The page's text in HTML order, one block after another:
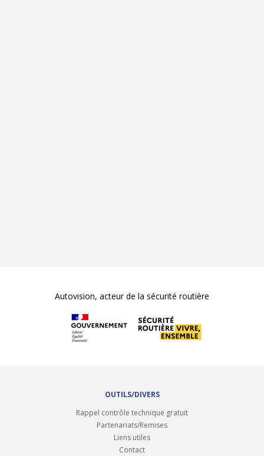
Autovision, acteur de la sécurité routière
OUTILS/DIVERS
Rappel contrôle technique gratuit
Partenariats/Remises
Liens utiles
Contact